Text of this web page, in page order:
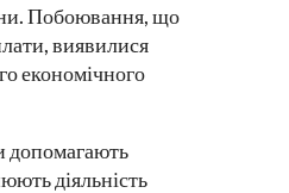
Побоювання, що
виявилися
економічного
допомагають
діяльність